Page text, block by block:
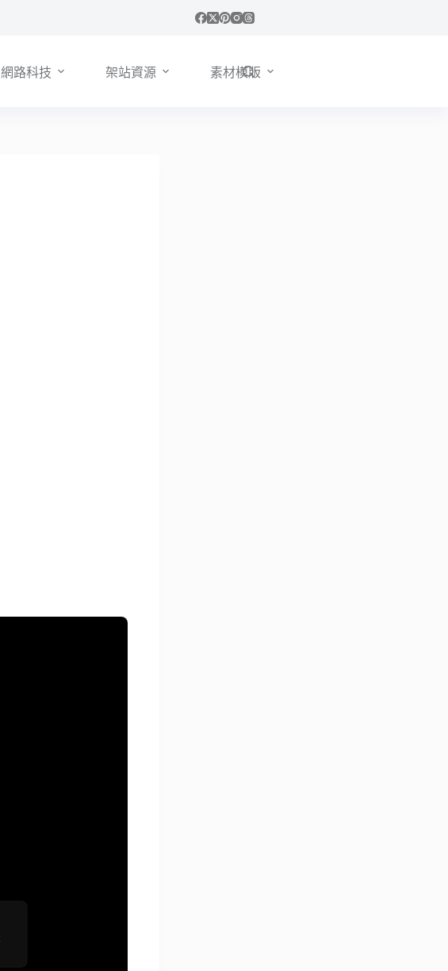
網路科技 架站資源 素材模版